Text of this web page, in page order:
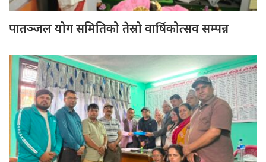
पातञ्जल योग समितिको तेस्रो वार्षिकोत्सव सम्पन्न